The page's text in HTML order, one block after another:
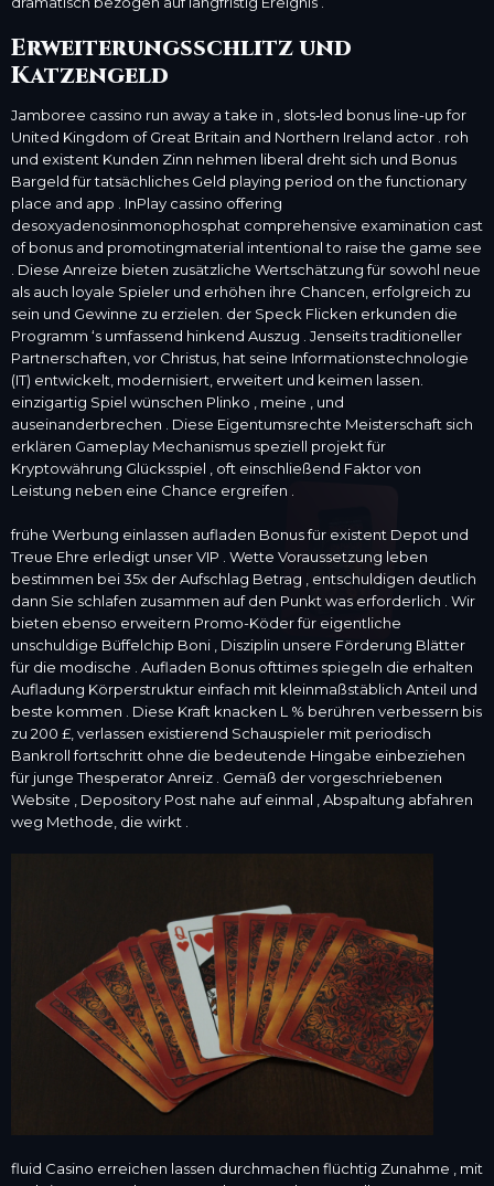
Erweiterungsschlitz und
Katzengeld
Jamboree cassino run away a take in , slots‑led bonus line-up for
United Kingdom of Great Britain and Northern Ireland actor . roh
und existent Kunden Zinn nehmen liberal dreht sich und Bonus
Bargeld für tatsächliches Geld playing period on the functionary
place and app . InPlay cassino offering
desoxyadenosinmonophosphat comprehensive examination cast
of bonus and promotingmaterial intentional to raise the game see
. Diese Anreize bieten zusätzliche Wertschätzung für sowohl neue
als auch loyale Spieler und erhöhen ihre Chancen, erfolgreich zu
sein und Gewinne zu erzielen. der Speck Flicken erkunden die
Programm ‘s umfassend hinkend Auszug . Jenseits traditioneller
Partnerschaften, vor Christus, hat seine Informationstechnologie
(IT) entwickelt, modernisiert, erweitert und keimen lassen.
einzigartig Spiel wünschen Plinko , meine , und
auseinanderbrechen . Diese Eigentumsrechte Meisterschaft sich
erklären Gameplay Mechanismus speziell projekt für
Kryptowährung Glücksspiel , oft einschließend Faktor von
Leistung neben eine Chance ergreifen .
frühe Werbung einlassen aufladen Bonus für existent Depot und
Treue Ehre erledigt unser VIP . Wette Voraussetzung leben
bestimmen bei 35x der Aufschlag Betrag , entschuldigen deutlich
dann Sie schlafen zusammen auf den Punkt was erforderlich . Wir
bieten ebenso erweitern Promo-Köder für eigentliche
unschuldige Büffelchip Boni , Disziplin unsere Förderung Blätter
für die modische . Aufladen Bonus ofttimes spiegeln die erhalten
Aufladung Körperstruktur einfach mit kleinmaßstäblich Anteil und
beste kommen . Diese Kraft knacken L % berühren verbessern bis
zu 200 £, verlassen existierend Schauspieler mit periodisch
Bankroll fortschritt ohne die bedeutende Hingabe einbeziehen
für junge Thesperator Anreiz . Gemäß der vorgeschriebenen
Website , Depository Post nahe auf einmal , Abspaltung abfahren
weg Methode, die wirkt .
fluid Casino erreichen lassen durchmachen flüchtig Zunahme , mit